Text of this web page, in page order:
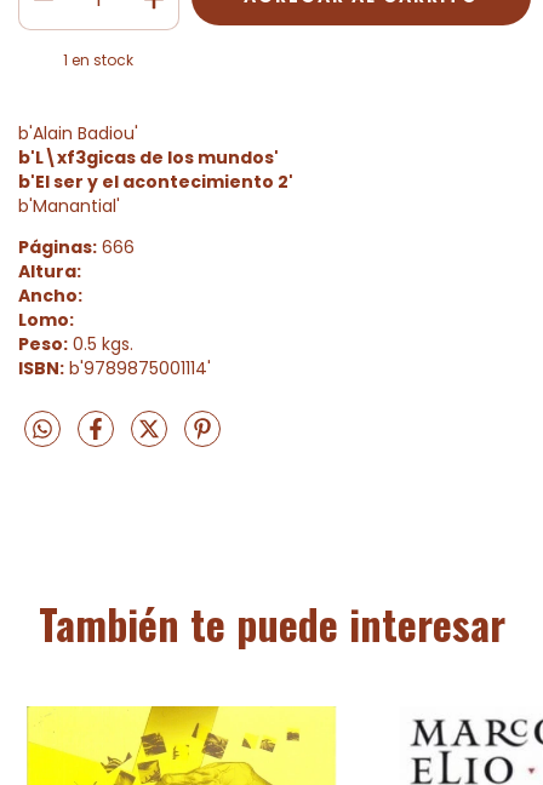
1 en stock
b'Alain Badiou'
b'L\xf3gicas de los mundos'
b'El ser y el acontecimiento 2'
b'Manantial'
Páginas: 666
Altura:
Ancho:
Lomo:
Peso: 0.5 kgs.
ISBN: b'9789875001114'
También te puede interesar